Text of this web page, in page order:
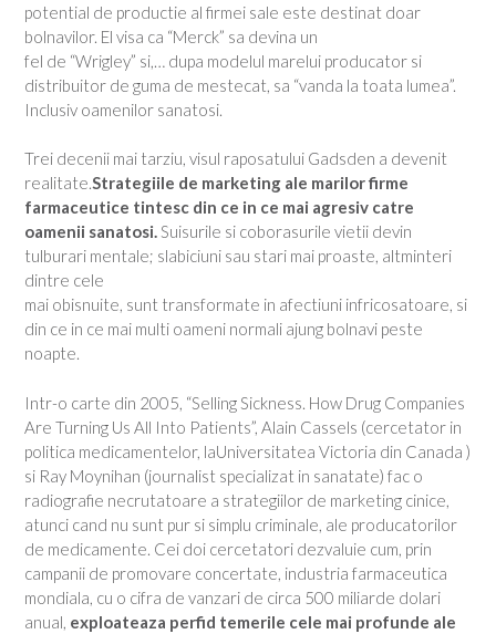
potential de productie al firmei sale este destinat doar
bolnavilor. El visa ca “Merck” sa devina un
fel de “Wrigley” si,… dupa modelul marelui producator si
distribuitor de guma de mestecat, sa “vanda la toata lumea”.
Inclusiv oamenilor sanatosi.
Trei decenii mai tarziu, visul raposatului Gadsden a devenit
realitate.Strategiile de marketing ale marilor firme
farmaceutice tintesc din ce in ce mai agresiv catre
oamenii sanatosi.Suisurile si coborasurile vietii devin
tulburari mentale; slabiciuni sau stari mai proaste, altminteri
dintre cele
mai obisnuite, sunt transformate in afectiuni infricosatoare, si
din ce in ce mai multi oameni normali ajung bolnavi peste
noapte.
Intr-o carte din 2005, “Selling Sickness. How Drug Companies
Are Turning Us All Into Patients”, Alain Cassels (cercetator in
politica medicamentelor, laUniversitatea Victoria din Canada )
si Ray Moynihan (journalist specializat in sanatate) fac o
radiografie necrutatoare a strategiilor de marketing cinice,
atunci cand nu sunt pur si simplu criminale, ale producatorilor
de medicamente. Cei doi cercetatori dezvaluie cum, prin
campanii de promovare concertate, industria farmaceutica
mondiala, cu o cifra de vanzari de circa 500 miliarde dolari
anual, exploateaza perfid temerile cele mai profunde ale